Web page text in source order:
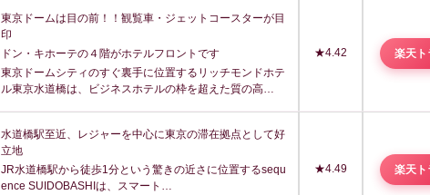
東京ドームは目の前！！観覧車・ジェットコースターが目
印
ドン・キホーテの４階がホテルフロントです
東京ドームシティのすぐ裏手に位置するリッチモンドホテ
ル東京水道橋は、ビジネスホテルの枠を超えた質の高…
★4.42 楽天
水道橋駅至近、レジャーを中心に東京の滞在拠点として好
立地
JR水道橋駅から徒歩1分という驚きの近さに位置するsequ
ence SUIDOBASHIは、スマート…
★4.49 楽天